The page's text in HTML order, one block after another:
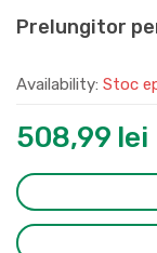
Prelungitor
Availability: Stoc
508,99 lei